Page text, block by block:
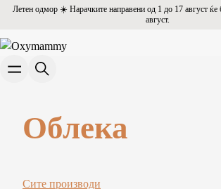
Летен одмор ☀️ Нарачките направени од 1 до 17 август ќе
август.
Облека
Сите производи